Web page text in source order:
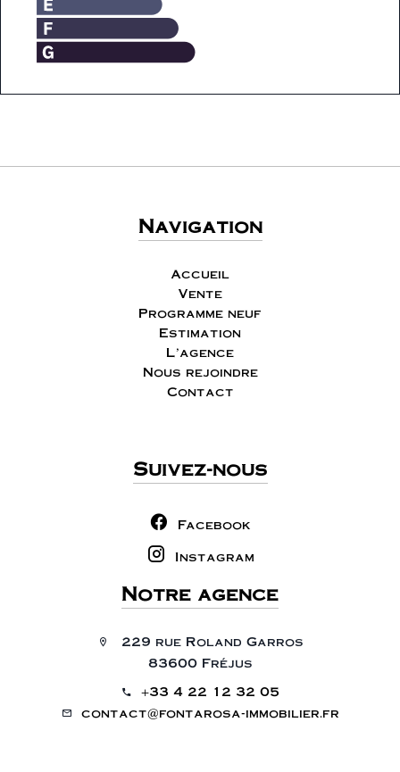
Navigation
Accueil
Vente
Programme neuf
Estimation
L'agence
Nous rejoindre
Contact
Suivez-nous
Facebook
Instagram
Notre agence
229 rue Roland Garros
83600 Fréjus
+33 4 22 12 32 05
contact@fontarosa-immobilier.fr